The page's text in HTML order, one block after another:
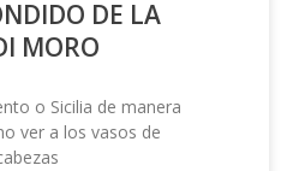
DE LA
MORO
o Sicilia de manera
ver a los vasos de